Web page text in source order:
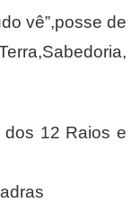
vê”,posse de
12 Raios e